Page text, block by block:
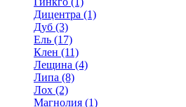
Дицентра (1)
Дуб (3)
Ель (17)
Клен (11)
Лещина (4)
Липа (8)
Лох (2)
Магнолия (1)